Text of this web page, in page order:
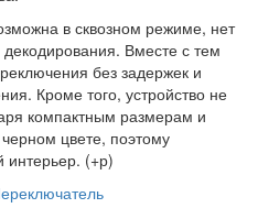
в сквозном режиме, нет
Вместе с тем
без задержек и
Кроме того, устройство не
компактным размерам и
цвете, поэтому
интерьер. (+р)